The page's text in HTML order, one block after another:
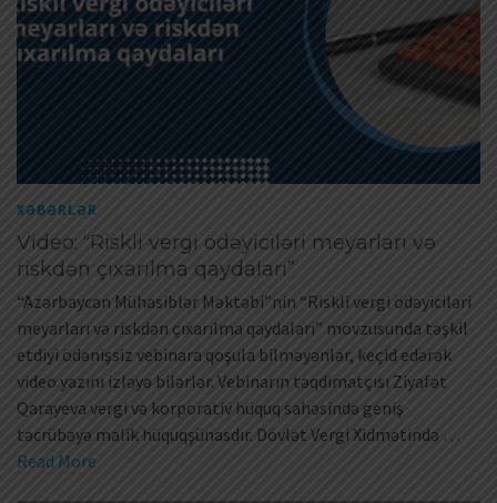
XƏBƏRLƏR
Video: “Riskli vergi ödəyiciləri meyarları və
riskdən çıxarılma qaydaları”
“Azərbaycan Mühasiblər Məktəbi”nin “Riskli vergi ödəyiciləri
meyarları və riskdən çıxarılma qaydaları” mövzusunda təşkil
etdiyi ödənişsiz vebinara qoşula bilməyənlər, keçid edərək
video yazını izləyə bilərlər. Vebinarın təqdimatçısı Ziyafət
Qarayeva vergi və korporativ hüquq sahəsində geniş
təcrübəyə malik hüquqşünasdır. Dövlət Vergi Xidmətində …
Read More